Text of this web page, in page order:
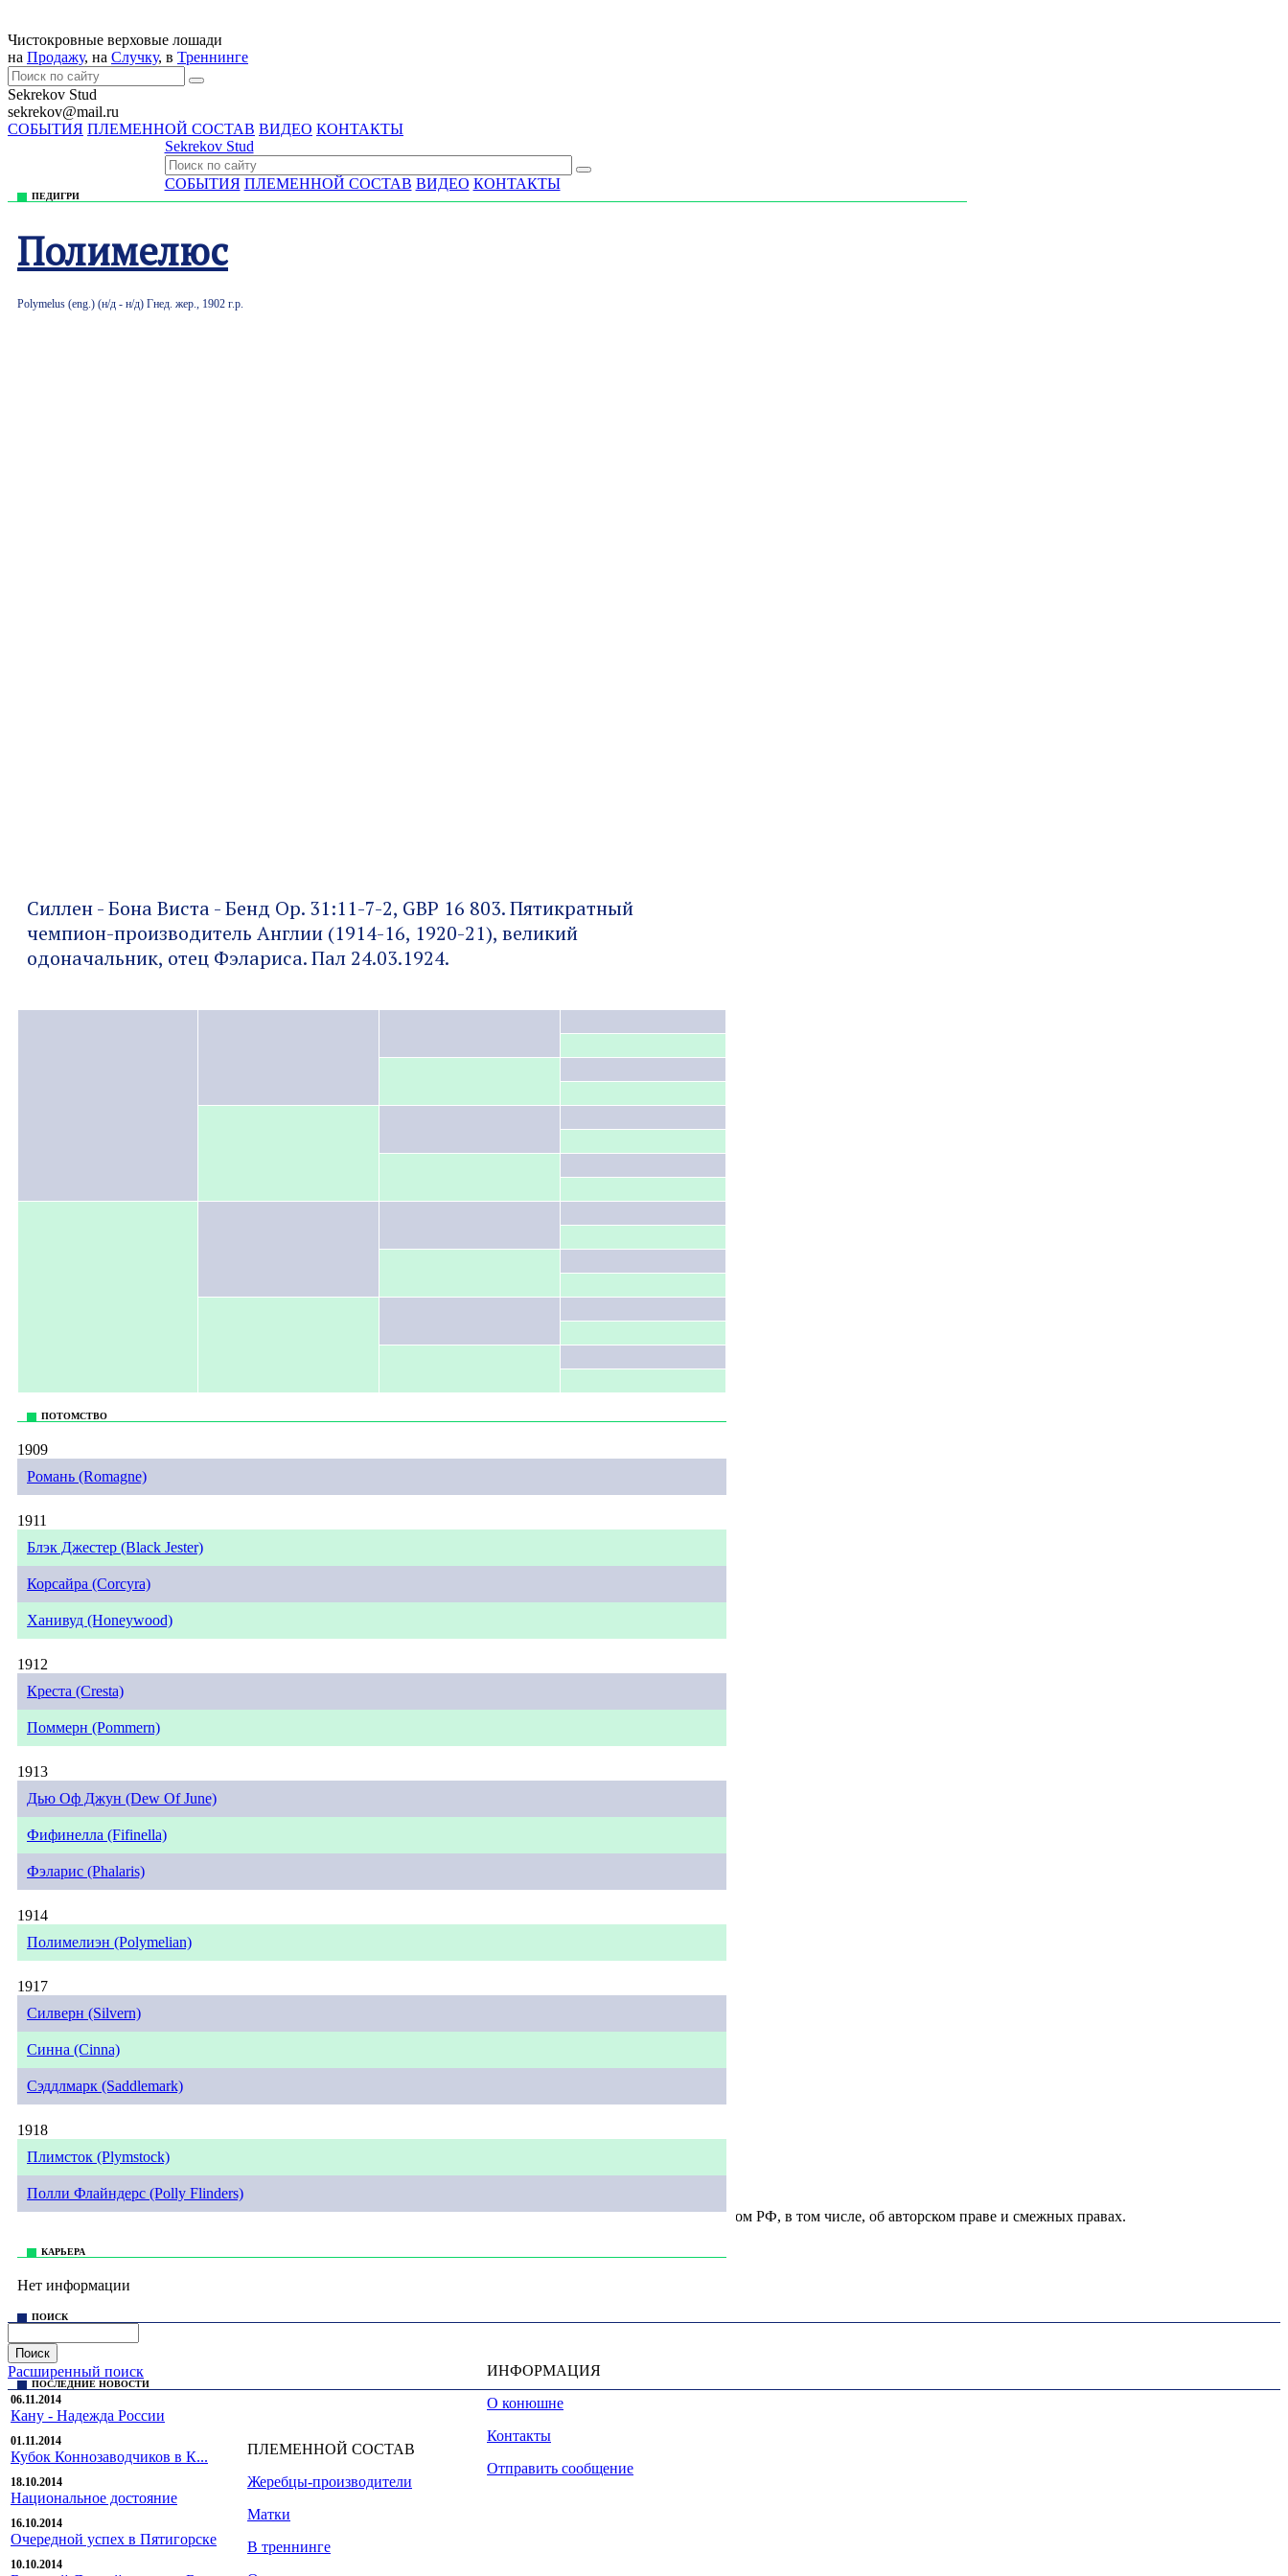
Чистокровные верховые лошади
на Продажу, на Случку, в Треннингe
Sekrekov Stud
sekrekov@mail.ru
СОБЫТИЯ ПЛЕМЕННОЙ СОСТАВ ВИДЕО КОНТАКТЫ
Sekrekov Stud
СОБЫТИЯ ПЛЕМЕННОЙ СОСТАВ ВИДЕО КОНТАКТЫ
ПЕДИГРИ
Полимелюс
Polymelus (eng.) (н/д - н/д) Гнед. жер., 1902 г.р.
Силлен - Бона Виста - Бенд Ор. 31:11-7-2, GBP 16 803. Пятикратный
чемпион-производитель Англии (1914-16, 1920-21), великий
одоначальник, отец Фэлариса. Пал 24.03.1924.
ПОТОМСТВО
1909
Романь (Romagne)
1911
Блэк Джестер (Black Jester)
Корсайра (Corcyra)
Ханивуд (Honeywood)
1912
Креста (Cresta)
Поммерн (Pommern)
1913
Дью Оф Джун (Dew Of June)
Фифинелла (Fifinella)
Фэларис (Phalaris)
1914
Полимелиэн (Polymelian)
1917
Силверн (Silvern)
Синна (Cinna)
Сэддлмарк (Saddlemark)
1918
Плимсток (Plymstock)
Полли Флайндерс (Polly Flinders)
КАРЬЕРА
Нет информации
ПОИСК
Расширенный поиск
ПОСЛЕДНИЕ НОВОСТИ
06.11.2014
Кану - Надежда России
01.11.2014
Кубок Коннозаводчиков в К...
18.10.2014
Национальное достояние
16.10.2014
Очередной успех в Пятигорске
10.10.2014
ПЛЕМЕННОЙ СОСТАВ
Жеребцы-производители
Матки
В треннинге
ИНФОРМАЦИЯ
О конюшне
Контакты
Отправить сообщение
© Sekrekov Stud. +7 925 239 99 99,
Все права на материалы, находящиеся на сайте sekrekovstud.ru, охраняются в соответствии с законодательством РФ, в том числе, об авторском праве и смежных правах.